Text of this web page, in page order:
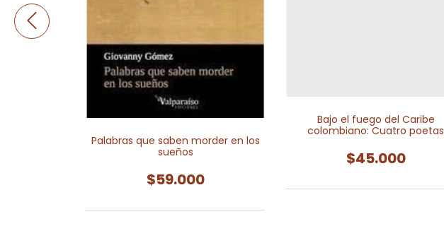
Palabras que saben morder en los
sueños
$59.000
Bajo el fuego del Caribe
colombiano: Cuatro poetas
$45.000